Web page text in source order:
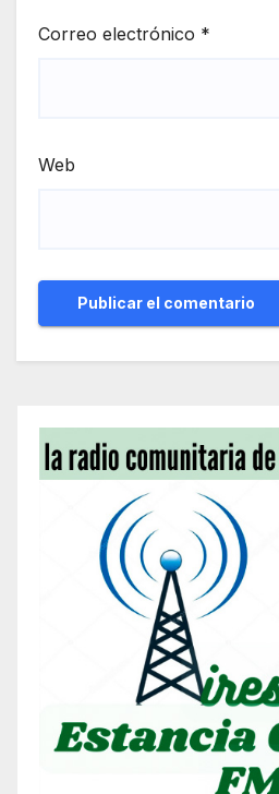
Correo electrónico *
Web